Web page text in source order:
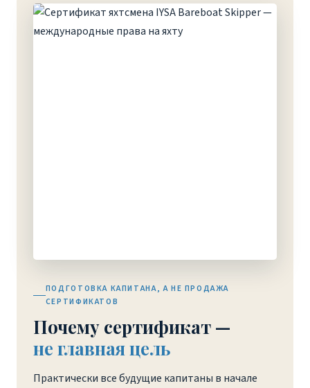
ПОДГОТОВКА КАПИТАНА, А НЕ ПРОДАЖА
СЕРТИФИКАТОВ
Почему сертификат —
не главная цель
Практически все будущие капитаны в начале